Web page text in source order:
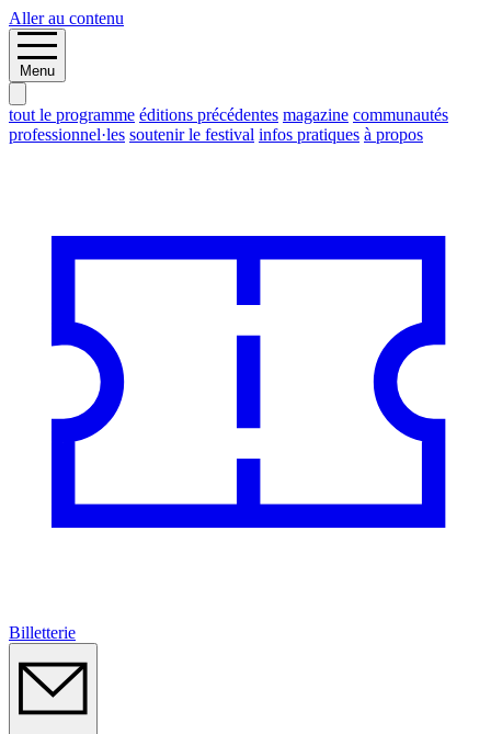
Aller au contenu
Menu
tout le programme éditions précédentes magazine communautés
professionnel·les soutenir le festival infos pratiques à propos
Billetterie